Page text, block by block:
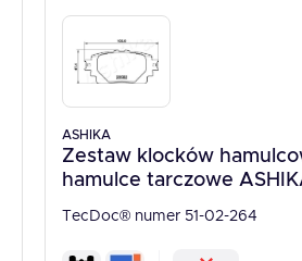
ASHIKA
Zestaw klocków
hamulce tarczowe
TecDoc® numer 51-02-264